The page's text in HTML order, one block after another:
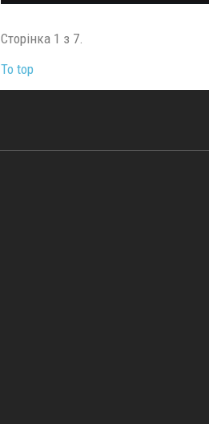
Сторінка 1 з 7.
To top